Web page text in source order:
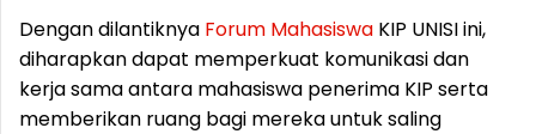
Dengan dilantiknya Forum Mahasiswa KIP UNISI ini,
diharapkan dapat memperkuat komunikasi dan
kerja sama antara mahasiswa penerima KIP serta
memberikan ruang bagi mereka untuk saling